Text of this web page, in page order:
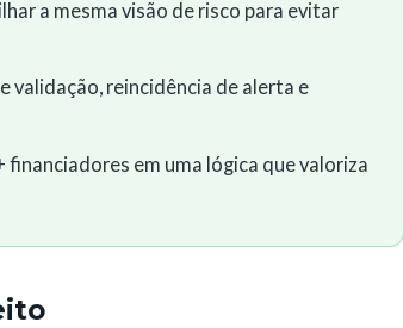
a mesma visão de risco para evitar
validação, reincidência de alerta e
em uma lógica que valoriza